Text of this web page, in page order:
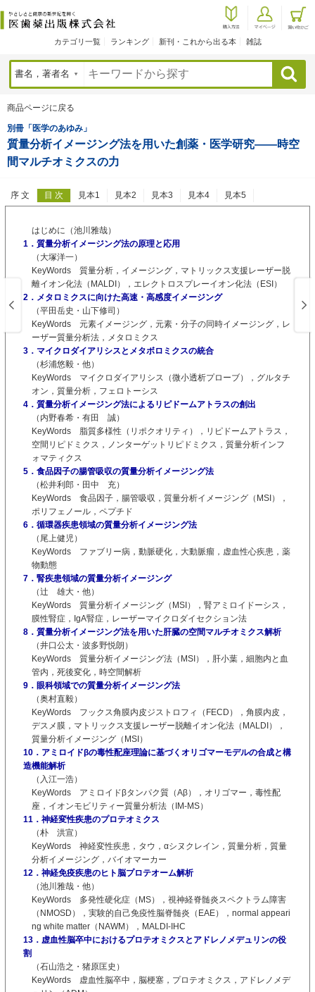
カテゴリ一覧 ランキング 新刊・これから出る本 雑誌
検索
商品ページに戻る
別冊「医学のあゆみ」
質量分析イメージング法を用いた創薬・医学研究――時空
間マルチオミクスの力
序 文 目 次 見本1 見本2 見本3 見本4 見本5
はじめに（池川雅哉）
1．質量分析イメージング法の原理と応用
（大塚洋一）
KeyWords 質量分析，イメージング，マトリックス支援レーザー脱
離イオン化法（MALDI），エレクトロスプレーイオン化法（ESI）
2．メタロミクスに向けた高速・高感度イメージング
（平田岳史・山下修司）
KeyWords 元素イメージング，元素・分子の同時イメージング，レ
ーザー質量分析法，メタロミクス
3．マイクロダイアリシスとメタボロミクスの統合
（杉浦悠毅・他）
KeyWords マイクロダイアリシス（微小透析プローブ），グルタチ
オン，質量分析，フェロトーシス
4．質量分析イメージング法によるリピドームアトラスの創出
（内野春希・有田 誠）
KeyWords 脂質多様性（リポクオリティ），リピドームアトラス，
空間リピドミクス，ノンターゲットリピドミクス，質量分析インフ
ォマティクス
5．食品因子の腸管吸収の質量分析イメージング法
（松井利郎・田中 充）
KeyWords 食品因子，腸管吸収，質量分析イメージング（MSI），
ポリフェノール，ペプチド
6．循環器疾患領域の質量分析イメージング法
（尾上健児）
KeyWords ファブリー病，動脈硬化，大動脈瘤，虚血性心疾患，薬
物動態
7．腎疾患領域の質量分析イメージング
（辻 雄大・他）
KeyWords 質量分析イメージング（MSI），腎アミロイドーシス，
膜性腎症，IgA腎症，レーザーマイクロダイセクション法
8．質量分析イメージング法を用いた肝臓の空間マルチオミクス解析
（井口公太・波多野悦朗）
KeyWords 質量分析イメージング法（MSI），肝小葉，細胞内と血
管内，死後変化，時空間解析
9．眼科領域での質量分析イメージング法
（奥村直毅）
KeyWords フックス角膜内皮ジストロフィ（FECD），角膜内皮，
デスメ膜，マトリックス支援レーザー脱離イオン化法（MALDI），
質量分析イメージング（MSI）
10．アミロイドβの毒性配座理論に基づくオリゴマーモデルの合成と構
造機能解析
（入江一浩）
KeyWords アミロイドβタンパク質（Aβ），オリゴマー，毒性配
座，イオンモビリティー質量分析法（IM-MS）
11．神経変性疾患のプロテオミクス
（朴 洪宣）
KeyWords 神経変性疾患，タウ，αシヌクレイン，質量分析，質量
分析イメージング，バイオマーカー
12．神経免疫疾患のヒト脳プロテオーム解析
（池川雅哉・他）
KeyWords 多発性硬化症（MS），視神経脊髄炎スペクトラム障害
（NMOSD），実験的自己免疫性脳脊髄炎（EAE），normal appeari
ng white matter（NAWM），MALDI-IHC
13．虚血性脳卒中におけるプロテオミクスとアドレノメデュリンの役
割
（石山浩之・猪原匡史）
KeyWords 虚血性脳卒中，脳梗塞，プロテオミクス，アドレノメデ